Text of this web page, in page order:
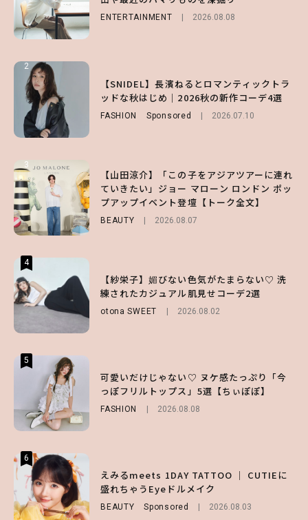
ENTERTAINMENT 2026.08.08
2
【SNIDEL】長濱ねるとロマンティックトラ
ッドな秋はじめ｜2026秋の新作コーデ4選
FASHION Sponsored 2026.07.10
3
【山田涼介】「この子をアジアツアーに連れ
ていきたい」ジョー マローン ロンドン ポッ
プアップイベント登壇【トーク全文】
BEAUTY 2026.08.07
4
【紗栄子】媚びない色気がたまらない♡ 洗
練されたカジュアル肌見せコーデ2選
otona SWEET 2026.08.02
5
可愛いだけじゃない♡ ヌケ感たっぷり「今
っぽフリルトップス」5選【ちぃぽぽ】
FASHION 2026.08.08
6
えみるmeets 1DAY TATTOO ｜ CUTIEに
盛れちゃうEyeドルメイク
BEAUTY Sponsored 2026.08.03
BEAUTY 2026.08.01
2
キープの秘訣や夏の過ごし方など独占インタ
ビュー！
ENTERTAINMENT 2026.07.31
3
【ハローキティ】がスシローと初コラボ♡
第1弾の気になるメニュー＆限定グッズを総
チェック！
LIFESTYLE 2026.07.31
4
【SNIDEL】長濱ねるとロマンティックトラ
ッドな秋はじめ｜2026秋の新作コーデ4選
FASHION Sponsored 2026.07.10
5
【ALD1】グループの魅力＆素顔に迫る♡ 一
問一答をお届け！【sweet web独占】
ENTERTAINMENT 2026.08.03
6
【庄司浩平】初デートの勝負服は？夏の思い
出や最近のハマりものを深掘り
ENTERTAINMENT 2026.08.08
FASHION Sponsored 2026.07.10
2
ノ国屋コラボの“優秀保冷バッグ”は夏の強
い味方！【オトナミューズ9月号増刊】
3
【谷まりあ】夏は“シアースカート”でさり
げなく肌見せ！透け感のニュアンスを楽しめ
るマストハブアイテム4選
FASHION 2026.07.19
4
【ハローキティ】がスシローと初コラボ♡
第1弾の気になるメニュー＆限定グッズを総
チェック！
2026.07.31
5
【夏ヘアのくずれ・うねりに】ヘアメイク夢
月直伝♡ ドライシャンプー「バティスト」
を使ったプロ級スタイリング3選
Sponsored
6
【GU】夏の“主役級”アイテム決定！ヘルシ
ー＆可愛すぎる「大人の肌見せ」トップス3
選
2026.07.19